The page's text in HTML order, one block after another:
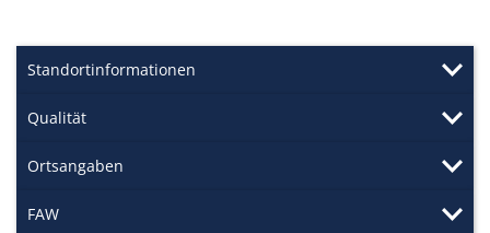
Standortinformationen
Qualität
Ortsangaben
FAW